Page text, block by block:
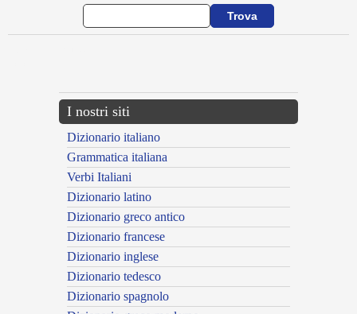
I nostri siti
Dizionario italiano
Grammatica italiana
Verbi Italiani
Dizionario latino
Dizionario greco antico
Dizionario francese
Dizionario inglese
Dizionario tedesco
Dizionario spagnolo